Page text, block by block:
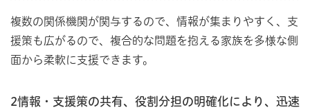
複数の関係機関が関与するので、情報が集まりやすく、支
援策も広がるので、複合的な問題を抱える家族を多様な側
面から柔軟に支援できます。
2情報・支援策の共有、役割分担の明確化により、迅速